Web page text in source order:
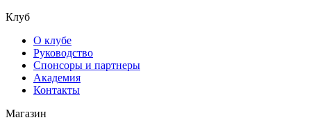
Клуб
О клубе
Руководство
Спонсоры и партнеры
Академия
Контакты
Магазин